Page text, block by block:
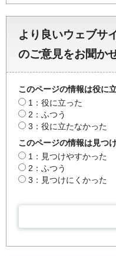
より良いウェブサ
のご意見をお聞か
このページの情報は役に
1：役に立った
2：ふつう
3：役に立たなかった
このページの情報は見つ
1：見つけやすかった
2：ふつう
3：見つけにくかった